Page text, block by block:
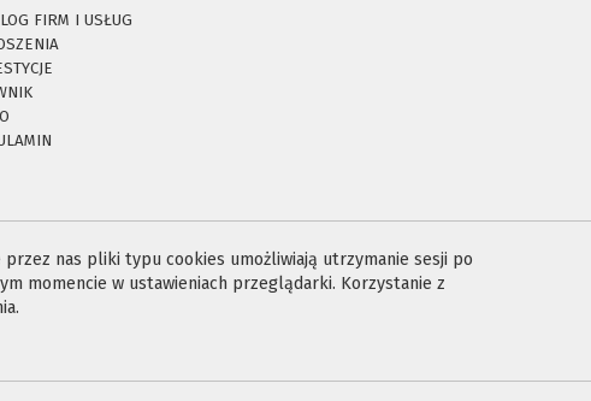
FIRM I USŁUG
nas pliki typu cookies umożliwiają utrzymanie sesji po
momencie w ustawieniach przeglądarki. Korzystanie z